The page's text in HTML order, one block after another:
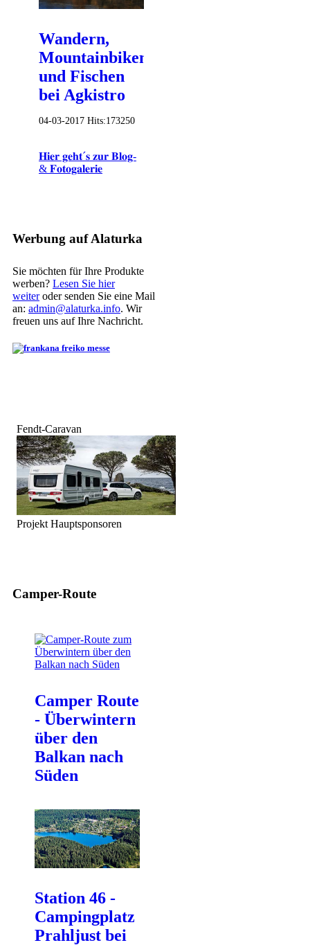
Wandern,
Mountainbiken
und Fischen
bei Agkistro
04-03-2017 Hits:173250
𝐇𝐢𝐞𝐫 𝐠𝐞𝐡𝐭´𝐬 𝐳𝐮𝐫 𝐁𝐥𝐨𝐠-
& 𝐅𝐨𝐭𝐨𝐠𝐚𝐥𝐞𝐫𝐢𝐞
Werbung auf Alaturka
Sie möchten für Ihre Produkte
werben? Lesen Sie hier
weiteroder senden Sie eine Mail
an: admin@alaturka.info. Wir
freuen uns auf Ihre Nachricht.
Fendt-Caravan
Projekt Hauptsponsoren
Camper-Route
Camper Route
- Überwintern
über den
Balkan nach
Süden
Station 46 -
Campingplatz
Prahljust bei